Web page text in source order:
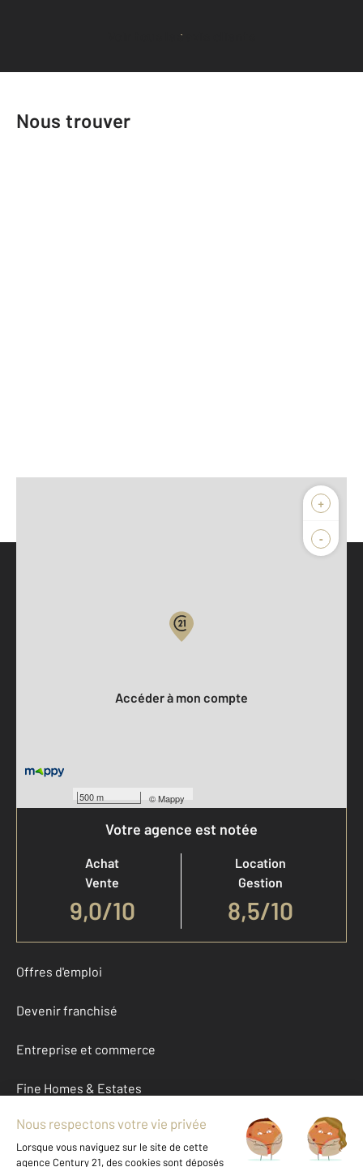
Voir tous les avis clients
Nous trouver
+
-
500 m ©Mappy
Accéder à mon compte
Votre agence est notée
Achat
Vente
9,0/10
Location
Gestion
8,5/10
Offres d'emploi
Devenir franchisé
Entreprise et commerce
Fine Homes & Estates
À propos